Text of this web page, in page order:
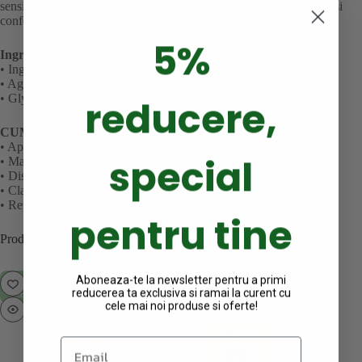
sensibil, iar acest sampon completeaza rutina prin curatare blanda si
confort. Parul ramane curat, hidratat si mai usor de stilizat.
Ingrediente principale si beneficii:
• Ingrediente calmante – ajuta la reducerea senzatiei de mancarime
• Agenti de curatare delicati – curata fara a usca scalpul
• Glycerin – mentine hidratarea parului si scalpului
CUM SE UTILIZEAZA:
• Aplicati pe parul bine umezit.
• Masati usor scalpul pana la formarea spumei.
• Distribuiti pe lungimi.
• Clatiti bine cu apa.
• Repetati daca este necesar.
Produse similare
STOC
EPUIZAT
5%
reducere,
special
pentru tine
Aboneaza-te la newsletter pentru a primi
reducerea ta exclusiva si ramai la curent cu
cele mai noi produse si oferte!
Email